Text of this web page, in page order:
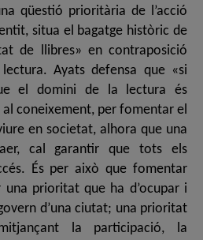
qüestió prioritària de l’acció
situa el bagatge històric de
de llibres» en contraposició
Ayats defensa que «si
el domini de la lectura és
coneixement, per fomentar el
en societat, alhora que una
cal garantir que tots els
És per això que fomentar
prioritat que ha d’ocupar i
d’una ciutat; una prioritat
la participació, la